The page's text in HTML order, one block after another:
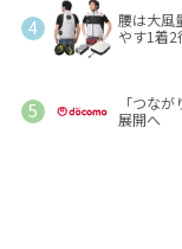
腰は大風
やす1着
「つな
展開へ